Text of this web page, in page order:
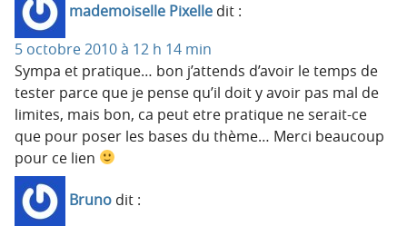
mademoiselle Pixelle dit :
5 octobre 2010 à 12 h 14 min
Sympa et pratique… bon j’attends d’avoir le temps de
tester parce que je pense qu’il doit y avoir pas mal de
limites, mais bon, ca peut etre pratique ne serait-ce
que pour poser les bases du thème… Merci beaucoup
pour ce lien
Bruno dit :